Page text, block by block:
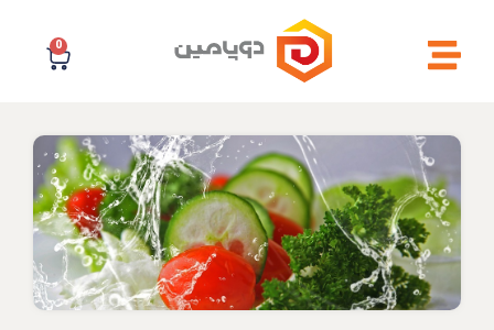
0